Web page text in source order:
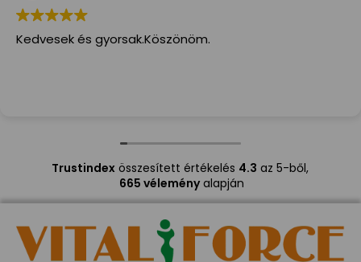
Kedvesek és gyorsak.Köszönöm.
Trustindexösszesített értékelés 4.3 az 5-ből,
665 véleményalapján